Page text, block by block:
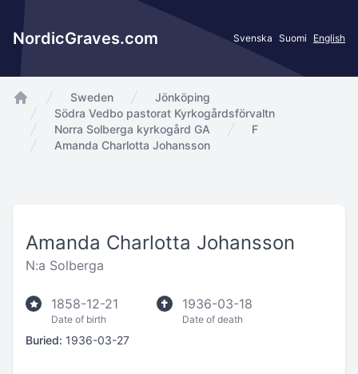
NordicGraves.com Svenska Suomi English
app.Start
Sweden
Jönköping
Södra Vedbo pastorat Kyrkogårdsförvaltn
Norra Solberga kyrkogård GA
F
Amanda Charlotta Johansson
Amanda Charlotta Johansson
N:a Solberga
1858-12-21
Date of birth
1936-03-18
Date of death
Buried: 1936-03-27